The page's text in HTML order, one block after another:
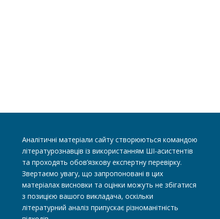
Аналітичні матеріали сайту створюються командою
літературознавців із використанням ШІ-асистентів
та проходять обов’язкову експертну перевірку.
Звертаємо увагу, що запропоновані в цих
матеріалах висновки та оцінки можуть не збігатися
з позицією вашого викладача, оскільки
літературний аналіз припускає різноманітність